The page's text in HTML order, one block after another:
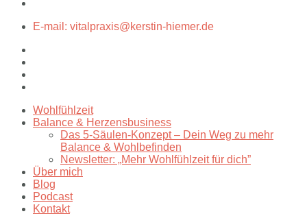
E-mail: vitalpraxis@kerstin-hiemer.de
Wohlfühlzeit
Balance & Herzensbusiness
Das 5-Säulen-Konzept – Dein Weg zu mehr
Balance & Wohlbefinden
Newsletter: „Mehr Wohlfühlzeit für dich”
Über mich
Blog
Podcast
Kontakt